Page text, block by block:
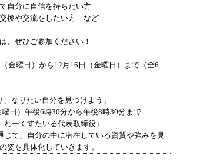
自分に自信を持ちたい方
換や交流をしたい方 など
、ぜひご参加ください！
金曜日）から12月16日（金曜日）まで（全6
、なりたい自分を見つけよう」
日）午後6時30分から午後8時30分まで
ーくすたいる代表取締役）
て、自分の中に潜在している資質や強みを見
姿を具体化していきます。